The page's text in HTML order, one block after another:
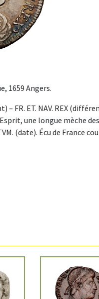
1659 Angers.
– FR. ET. NAV. REX
une longue mèche
(date). Écu de France